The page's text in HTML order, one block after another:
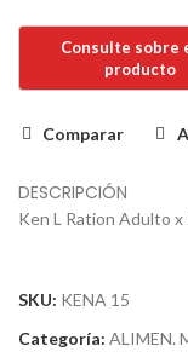
Comparar
DESCRIPCIÓN
Ken L Ration Adulto x
SKU: KENA 15
Categoría: ALIMEN.